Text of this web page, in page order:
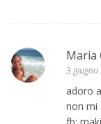
Maria
3
adoro
non mi